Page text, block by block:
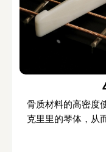
骨质材料的高密度
克里里的琴体，从